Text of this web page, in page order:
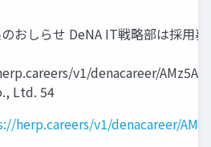
おしらせ DeNA IT戦略部は採用
v1/denacareer/
Ltd. 54
herp.careers/v1/denacareer/